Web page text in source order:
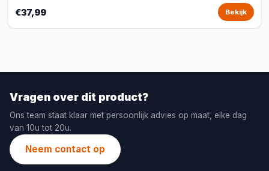
€37,99 Bekijk
Vragen over dit product?
Ons team staat klaar met persoonlijk advies op maat, elke dag
van 10u tot 20u.
Neem contact op